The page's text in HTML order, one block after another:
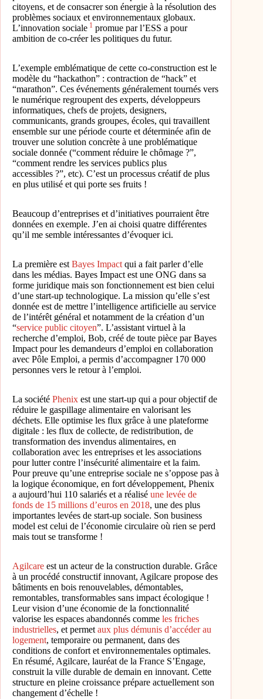
citoyens, et de consacrer son énergie à la résolution des
problèmes sociaux et environnementaux globaux.
L’innovation sociale 1 promue par l’ESS a pour
ambition de co-créer les politiques du futur.
L’exemple emblématique de cette co-construction est le
modèle du “hackathon” : contraction de “hack” et
“marathon”. Ces événements généralement tournés vers
le numérique regroupent des experts, développeurs
informatiques, chefs de projets, designers,
communicants, grands groupes, écoles, qui travaillent
ensemble sur une période courte et déterminée afin de
trouver une solution concrète à une problématique
sociale donnée (“comment réduire le chômage ?”,
“comment rendre les services publics plus
accessibles ?”, etc). C’est un processus créatif de plus
en plus utilisé et qui porte ses fruits !
Beaucoup d’entreprises et d’initiatives pourraient être
données en exemple. J’en ai choisi quatre différentes
qu’il me semble intéressantes d’évoquer ici.
La première est Bayes Impact qui a fait parler d’elle
dans les médias. Bayes Impact est une ONG dans sa
forme juridique mais son fonctionnement est bien celui
d’une start-up technologique. La mission qu’elle s’est
donnée est de mettre l’intelligence artificielle au service
de l’intérêt général et notamment de la création d’un
“service public citoyen”. L’assistant virtuel à la
recherche d’emploi, Bob, créé de toute pièce par Bayes
Impact pour les demandeurs d’emploi en collaboration
avec Pôle Emploi, a permis d’accompagner 170 000
personnes vers le retour à l’emploi.
La société Phenix est une start-up qui a pour objectif de
réduire le gaspillage alimentaire en valorisant les
déchets. Elle optimise les flux grâce à une plateforme
digitale : les flux de collecte, de redistribution, de
transformation des invendus alimentaires, en
collaboration avec les entreprises et les associations
pour lutter contre l’insécurité alimentaire et la faim.
Pour preuve qu’une entreprise sociale ne s’oppose pas à
la logique économique, en fort développement, Phenix
a aujourd’hui 110 salariés et a réalisé une levée de
fonds de 15 millions d’euros en 2018, une des plus
importantes levées de start-up sociale. Son business
model est celui de l’économie circulaire où rien se perd
mais tout se transforme !
Agilcare est un acteur de la construction durable. Grâce
à un procédé constructif innovant, Agilcare propose des
bâtiments en bois renouvelables, démontables,
remontables, transformables sans impact écologique !
Leur vision d’une économie de la fonctionnalité
valorise les espaces abandonnés comme les friches
industrielles, et permet aux plus démunis d’accéder au
logement, temporaire ou permanent, dans des
conditions de confort et environnementales optimales.
En résumé, Agilcare, lauréat de la France S’Engage,
construit la ville durable de demain en innovant. Cette
structure en pleine croissance prépare actuellement son
changement d’échelle !